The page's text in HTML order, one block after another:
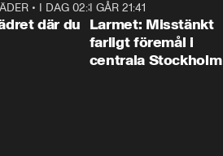
1:06
• I DAG 02:30
där du
I GÅR 21:41
Larmet: Misstänkt
farligt föremål i
centrala Stockholm